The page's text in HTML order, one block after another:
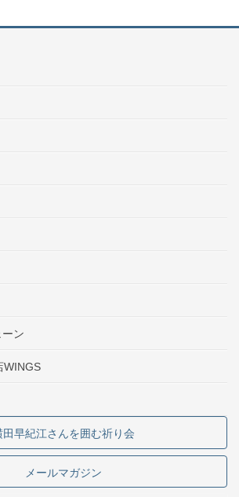
ン
WINGS
田早紀江さんを囲む祈り会
メールマガジン